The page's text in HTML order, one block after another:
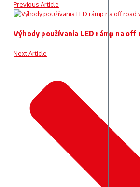
Previous Article
Výhody používania LED rámp na off
Next Article